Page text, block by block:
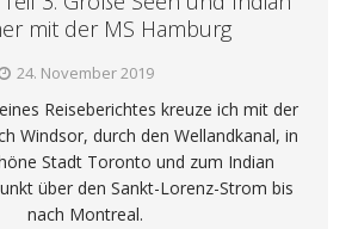
mit der MS Hamburg
24. November 2019
Reiseberichtes kreuze ich mit der
Windsor, durch den Wellandkanal, in
Stadt Toronto und zum Indian
über den Sankt-Lorenz-Strom bis
nach Montreal.